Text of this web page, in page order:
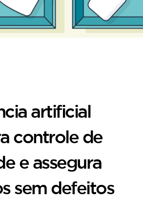
artificial
controle de
e assegura
sem defeitos